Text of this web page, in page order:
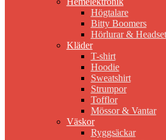
Högtalare
Bitty Boomers
Hörlurar & Headset
Kläder
T-shirt
Hoodie
Sweatshirt
Strumpor
Tofflor
Mössor & Vantar
Väskor
Ryggsäckar